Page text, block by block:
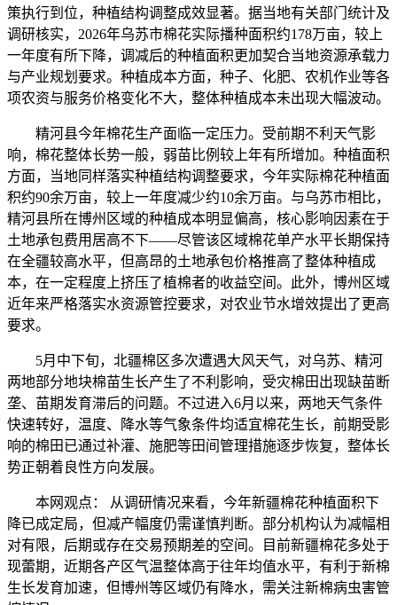
策执行到位，种植结构调整成效显著。据当地有关部门统计及
调研核实，2026年乌苏市棉花实际播种面积约178万亩，较上
一年度有所下降，调减后的种植面积更加契合当地资源承载力
与产业规划要求。种植成本方面，种子、化肥、农机作业等各
项农资与服务价格变化不大，整体种植成本未出现大幅波动。
精河县今年棉花生产面临一定压力。受前期不利天气影
响，棉花整体长势一般，弱苗比例较上年有所增加。种植面积
方面，当地同样落实种植结构调整要求，今年实际棉花种植面
积约90余万亩，较上一年度减少约10余万亩。与乌苏市相比，
精河县所在博州区域的种植成本明显偏高，核心影响因素在于
土地承包费用居高不下——尽管该区域棉花单产水平长期保持
在全疆较高水平，但高昂的土地承包价格推高了整体种植成
本，在一定程度上挤压了植棉者的收益空间。此外，博州区域
近年来严格落实水资源管控要求，对农业节水增效提出了更高
要求。
5月中下旬，北疆棉区多次遭遇大风天气，对乌苏、精河
两地部分地块棉苗生长产生了不利影响，受灾棉田出现缺苗断
垄、苗期发育滞后的问题。不过进入6月以来，两地天气条件
快速转好，温度、降水等气象条件均适宜棉花生长，前期受影
响的棉田已通过补灌、施肥等田间管理措施逐步恢复，整体长
势正朝着良性方向发展。
本网观点： 从调研情况来看，今年新疆棉花种植面积下
降已成定局，但减产幅度仍需谨慎判断。部分机构认为减幅相
对有限，后期或存在交易预期差的空间。目前新疆棉花多处于
现蕾期，近期各产区气温整体高于往年均值水平，有利于新棉
生长发育加速，但博州等区域仍有降水，需关注新棉病虫害管